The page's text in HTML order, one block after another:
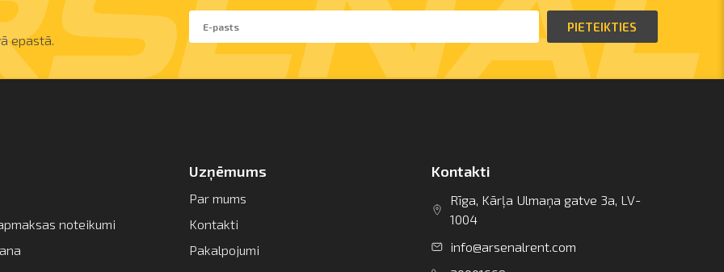
epastā.
PIETEIKTIES
noteikumi
Uzņēmums
Par mums
Kontakti
Pakalpojumi
Kontakti
Rīga, Kārļa Ulmaņa gatve 3a, LV-
1004
info@arsenalrent.com